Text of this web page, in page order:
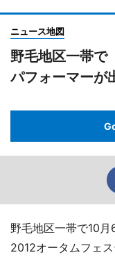
ニュース地図
野毛地区一帯で
パフォーマーが
野毛地区一帯で10
2012オータムフェ